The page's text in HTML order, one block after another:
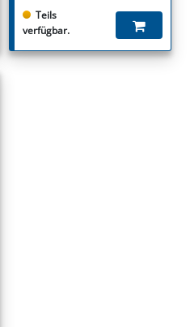
Teils
verfügbar.